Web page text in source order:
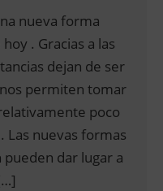
nueva forma
. Gracias a las
dejan de ser
permiten tomar
poco
Las nuevas formas
dar lugar a